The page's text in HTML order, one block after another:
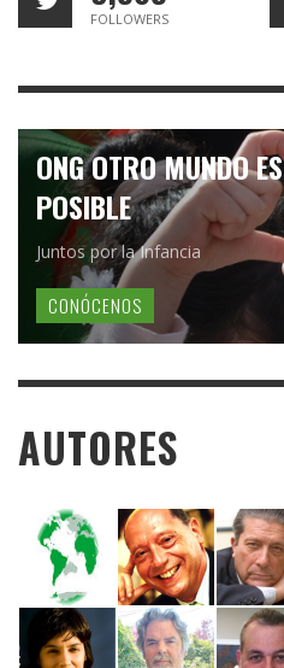
FOLLOWERS
ONG OTRO MUNDO ES
POSIBLE
Juntos por la Infancia
CONÓCENOS
AUTORES